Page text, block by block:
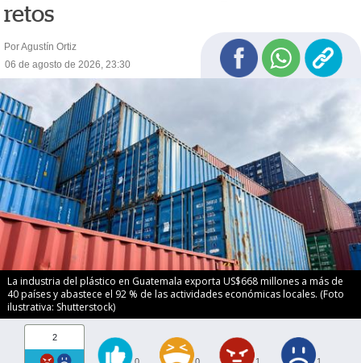
retos
Por Agustín Ortiz
06 de agosto de 2026, 23:30
La industria del plástico en Guatemala exporta US$668 millones a más de
40 países y abastece el 92 % de las actividades económicas locales. (Foto
ilustrativa: Shutterstock)
2